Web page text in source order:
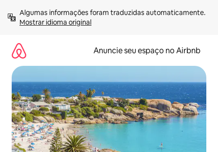
para
Mostrar idioma original
Anuncie seu espaço no Airbnb